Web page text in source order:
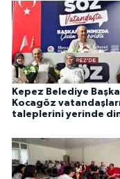
Kepez Belediye
Kocagöz
taleplerini yerinde